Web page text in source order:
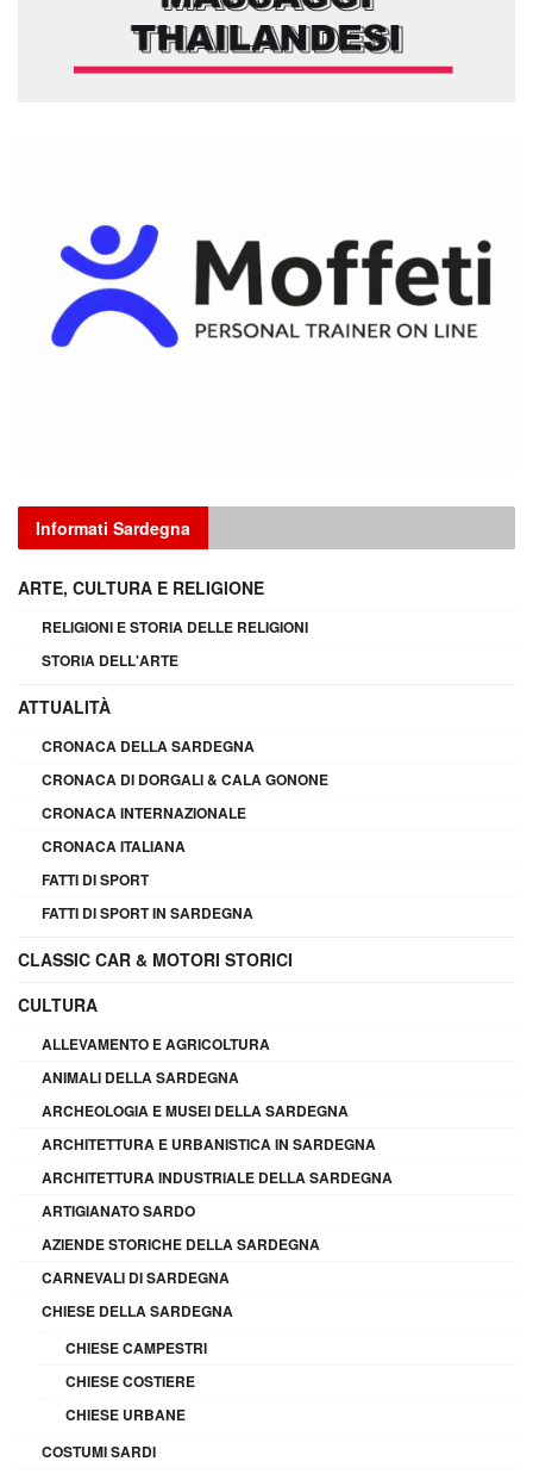
Informati Sardegna
ARTE, CULTURA E RELIGIONE
RELIGIONI E STORIA DELLE RELIGIONI
STORIA DELL'ARTE
ATTUALITÀ
CRONACA DELLA SARDEGNA
CRONACA DI DORGALI & CALA GONONE
CRONACA INTERNAZIONALE
CRONACA ITALIANA
FATTI DI SPORT
FATTI DI SPORT IN SARDEGNA
CLASSIC CAR & MOTORI STORICI
CULTURA
ALLEVAMENTO E AGRICOLTURA
ANIMALI DELLA SARDEGNA
ARCHEOLOGIA E MUSEI DELLA SARDEGNA
ARCHITETTURA E URBANISTICA IN SARDEGNA
ARCHITETTURA INDUSTRIALE DELLA SARDEGNA
ARTIGIANATO SARDO
AZIENDE STORICHE DELLA SARDEGNA
CARNEVALI DI SARDEGNA
CHIESE DELLA SARDEGNA
CHIESE CAMPESTRI
CHIESE COSTIERE
CHIESE URBANE
COSTUMI SARDI